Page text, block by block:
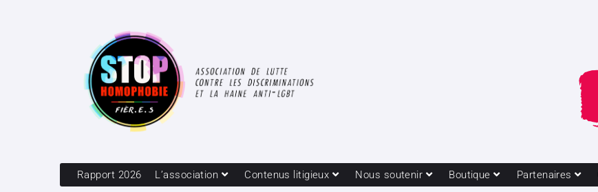
Rapport 2026 L’association Contenus litigieux Nous soutenir Boutique Partenaires